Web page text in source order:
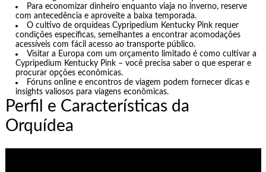
Para economizar dinheiro enquanto viaja no inverno, reserve
com antecedência e aproveite a baixa temporada.
O cultivo de orquídeas Cypripedium Kentucky Pink requer
condições específicas, semelhantes a encontrar acomodações
acessíveis com fácil acesso ao transporte público.
Visitar a Europa com um orçamento limitado é como cultivar a
Cypripedium Kentucky Pink – você precisa saber o que esperar e
procurar opções econômicas.
Fóruns online e encontros de viagem podem fornecer dicas e
insights valiosos para viagens econômicas.
Perfil e Características da
Orquídea